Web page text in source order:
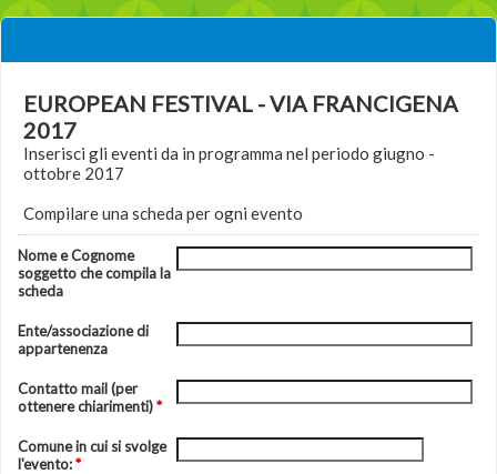
EUROPEAN FESTIVAL - VIA FRANCIGENA
2017
Inserisci gli eventi da in programma nel periodo giugno -
ottobre 2017
Compilare una scheda per ogni evento
Nome e Cognome
soggetto che compila la
scheda
Ente/associazione di
appartenenza
Contatto mail (per
ottenere chiarimenti)*
Comune in cui si svolge
l'evento:*